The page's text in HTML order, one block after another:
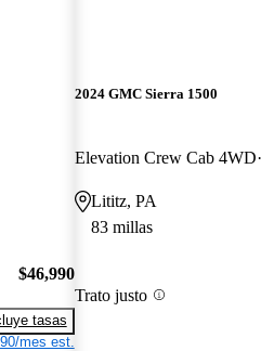
$46,990
tasas
mes est.
2024 GMC Sierra 1500
Elevation Crew Cab 4WD
Lititz, PA
83 millas
Trato justo